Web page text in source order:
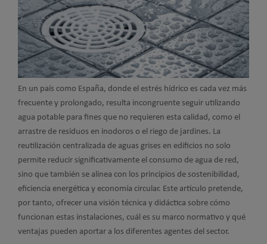
En un país como España, donde el estrés hídrico es cada vez más
frecuente y prolongado, resulta incongruente seguir utilizando
agua potable para fines que no requieren esta calidad, como el
arrastre de residuos en inodoros o el riego de jardines. La
reutilización centralizada de aguas grises en edificios no solo
permite reducir significativamente el consumo de agua de red,
sino que también se alinea con los principios de sostenibilidad,
eficiencia energética y economía circular. Este artículo pretende,
por tanto, ofrecer una visión técnica y didáctica sobre cómo
funcionan estas instalaciones, cuál es su marco normativo y qué
ventajas pueden aportar a los diferentes agentes del sector.